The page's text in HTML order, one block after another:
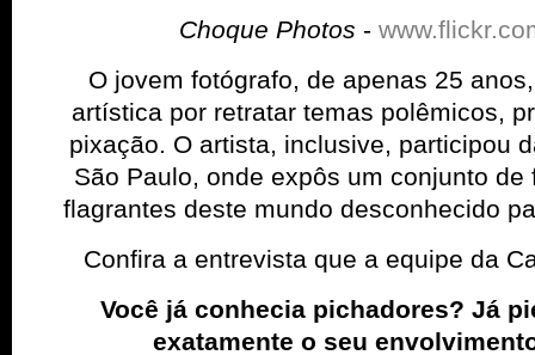
Choque Photos -
O jovem fotógrafo, de apenas 25
artística por retratar temas polêmicos,
pixação. O artista, inclusive, participou
São Paulo, onde expôs um conjunto
flagrantes deste mundo desconhecido
Confira a entrevista que a equipe da
Você já conhecia pichadores? Já
exatamente o seu